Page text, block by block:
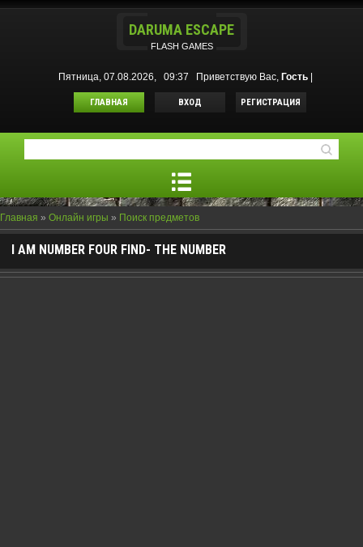
DARUMA ESCAPE
FLASH GAMES
Пятница, 07.08.2026, 09:37 Приветствую Вас, Гость
ГЛАВНАЯ ВХОД РЕГИСТРАЦИЯ
Главная » Онлайн игры » Поиск предметов
I AM NUMBER FOUR FIND- THE NUMBER